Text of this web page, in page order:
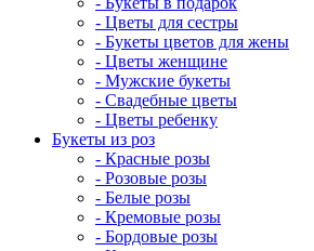
- Цветы для сестры
- Букеты цветов для жены
- Цветы женщине
- Мужские букеты
- Свадебные цветы
- Цветы ребенку
Букеты из роз
- Красные розы
- Розовые розы
- Белые розы
- Кремовые розы
- Бордовые розы